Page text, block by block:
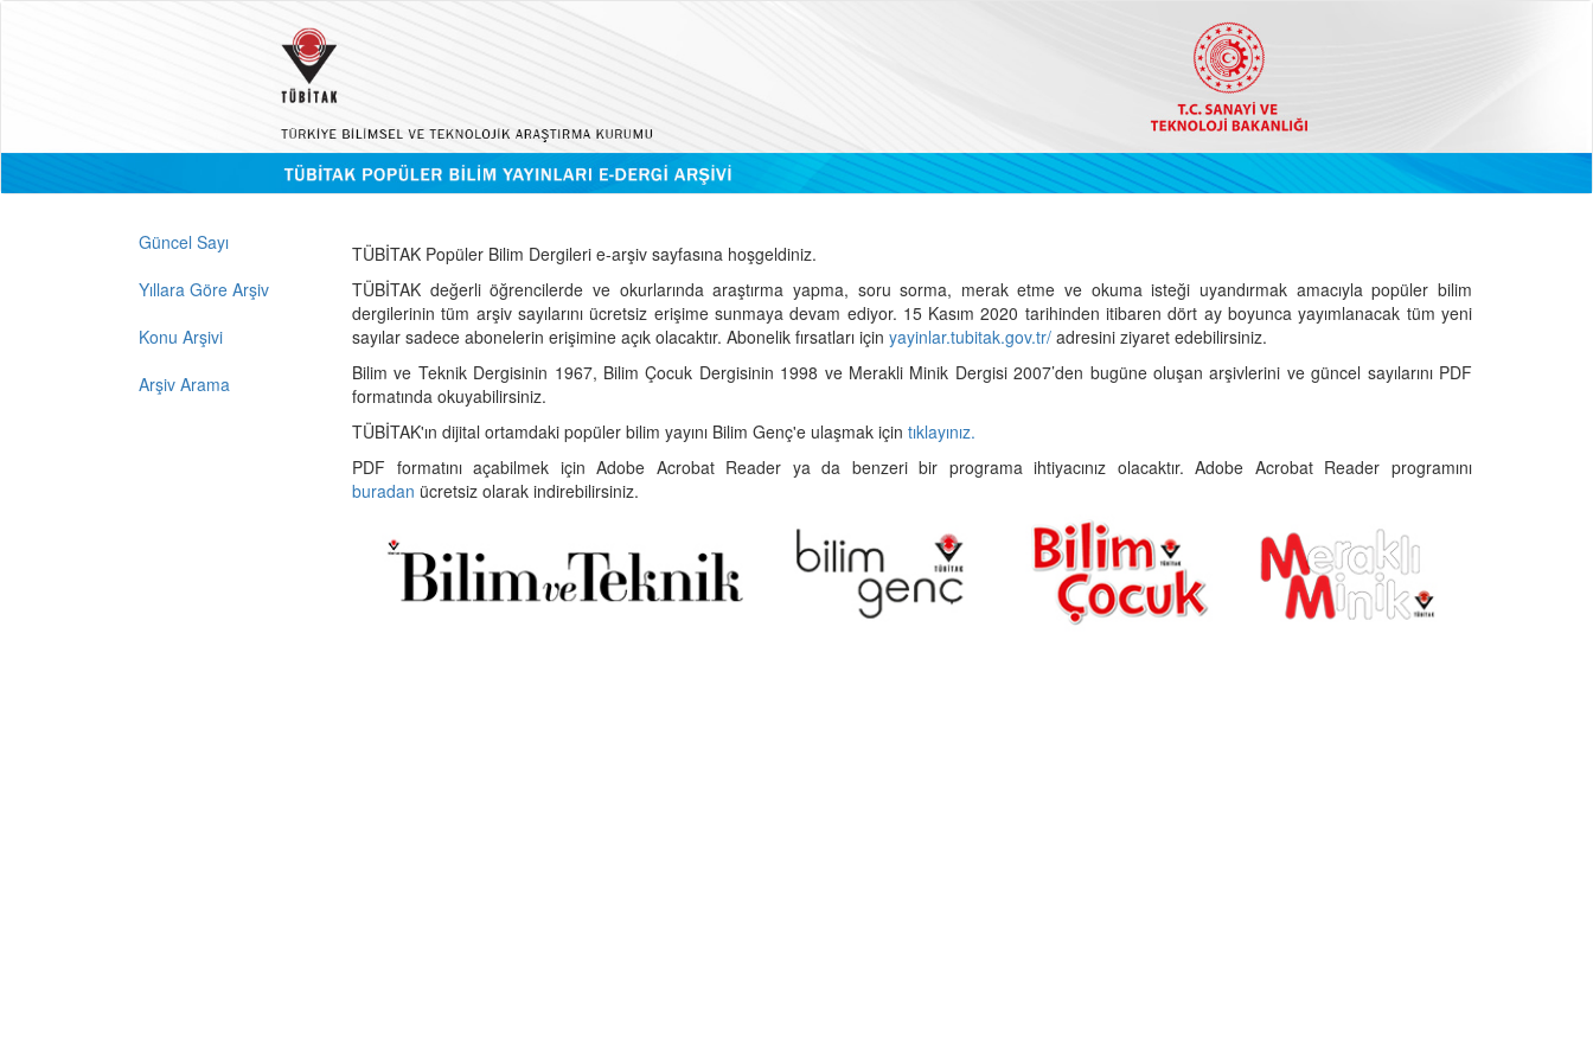
Güncel Sayı
Yıllara Göre Arşiv
Konu Arşivi
Arşiv Arama
TÜBİTAK Popüler Bilim Dergileri e-arşiv sayfasına hoşgeldiniz.
TÜBİTAK değerli öğrencilerde ve okurlarında araştırma yapma, soru sorma, merak etme ve okuma isteği uyandırmak amacıyla popüler bilim
dergilerinin tüm arşiv sayılarını ücretsiz erişime sunmaya devam ediyor. 15 Kasım 2020 tarihinden itibaren dört ay boyunca yayımlanacak tüm yeni
sayılar sadece abonelerin erişimine açık olacaktır. Abonelik fırsatları için yayinlar.tubitak.gov.tr/ adresini ziyaret edebilirsiniz.
Bilim ve Teknik Dergisinin 1967, Bilim Çocuk Dergisinin 1998 ve Merakli Minik Dergisi 2007’den bugüne oluşan arşivlerini ve güncel sayılarını PDF
formatında okuyabilirsiniz.
TÜBİTAK'ın dijital ortamdaki popüler bilim yayını Bilim Genç'e ulaşmak için tıklayınız.
PDF formatını açabilmek için Adobe Acrobat Reader ya da benzeri bir programa ihtiyacınız olacaktır. Adobe Acrobat Reader programını
buradan ücretsiz olarak indirebilirsiniz.